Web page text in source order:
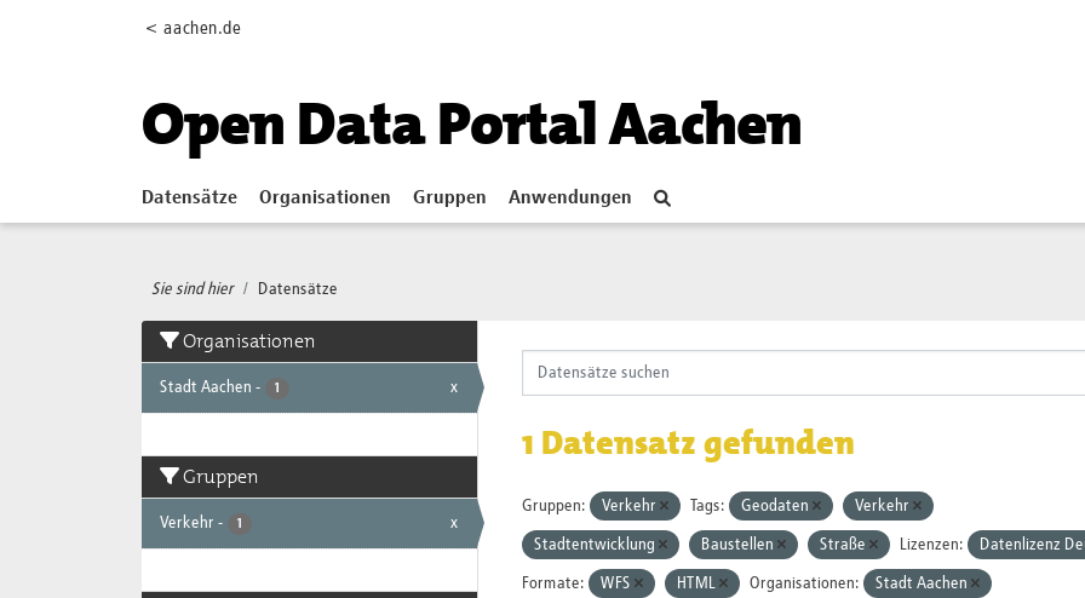
< aachen.de
Open Data Portal Aachen
Datensätze Organisationen Gruppen Anwendungen
Sie sind hier Datensätze
Organisationen
Stadt Aachen - 1 x
Gruppen
Verkehr - 1 x
1 Datensatz gefunden
Gruppen: Verkehr Tags: Geodaten Verkehr
Stadtentwicklung Baustellen Straße Lizenzen: Datenlizenz
Formate: WFS HTML Organisationen: Stadt Aachen